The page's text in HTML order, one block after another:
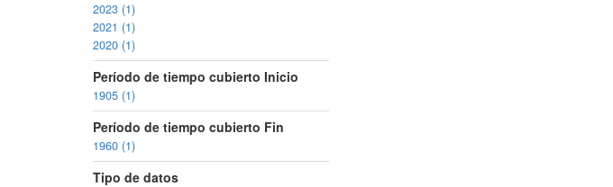
2023 (1)
2021 (1)
2020 (1)
Período de tiempo cubierto Inicio
1905 (1)
Período de tiempo cubierto Fin
1960 (1)
Tipo de datos